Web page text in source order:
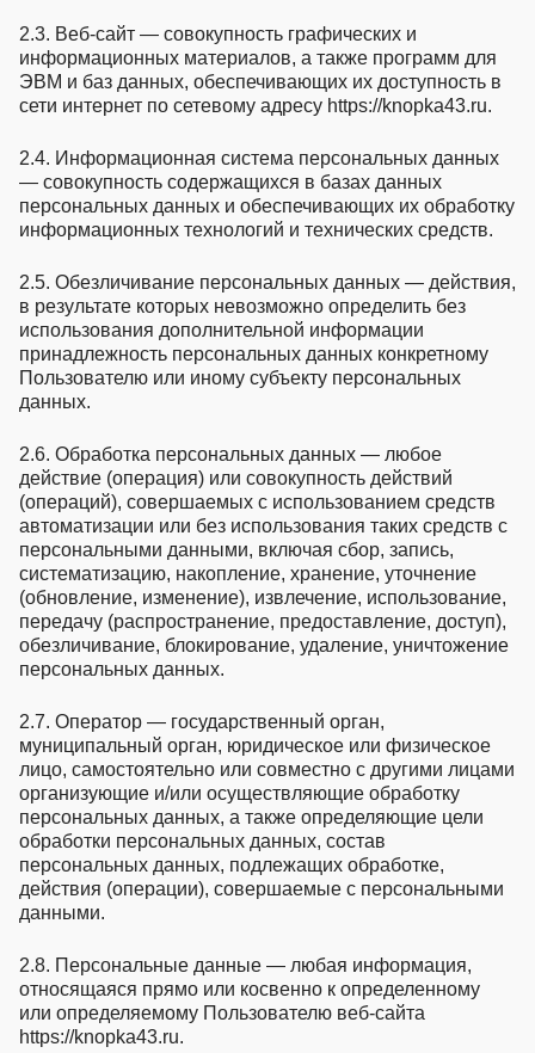
2.3. Веб-сайт — совокупность графических и
информационных материалов, а также программ для
ЭВМ и баз данных, обеспечивающих их доступность в
сети интернет по сетевому адресу https://knopka43.ru.
2.4. Информационная система персональных данных
— совокупность содержащихся в базах данных
персональных данных и обеспечивающих их обработку
информационных технологий и технических средств.
2.5. Обезличивание персональных данных — действия,
в результате которых невозможно определить без
использования дополнительной информации
принадлежность персональных данных конкретному
Пользователю или иному субъекту персональных
данных.
2.6. Обработка персональных данных — любое
действие (операция) или совокупность действий
(операций), совершаемых с использованием средств
автоматизации или без использования таких средств с
персональными данными, включая сбор, запись,
систематизацию, накопление, хранение, уточнение
(обновление, изменение), извлечение, использование,
передачу (распространение, предоставление, доступ),
обезличивание, блокирование, удаление, уничтожение
персональных данных.
2.7. Оператор — государственный орган,
муниципальный орган, юридическое или физическое
лицо, самостоятельно или совместно с другими лицами
организующие и/или осуществляющие обработку
персональных данных, а также определяющие цели
обработки персональных данных, состав
персональных данных, подлежащих обработке,
действия (операции), совершаемые с персональными
данными.
2.8. Персональные данные — любая информация,
относящаяся прямо или косвенно к определенному
или определяемому Пользователю веб-сайта
https://knopka43.ru.